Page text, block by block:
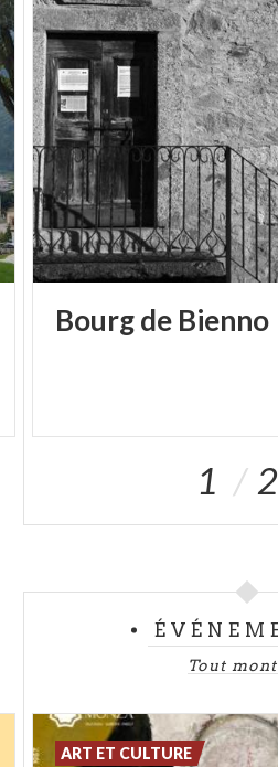
Bourgde Bienno
1
Tout
ART ET CULTURE